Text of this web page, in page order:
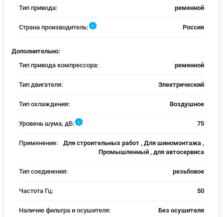
Тип привода: ременной
Страна производитель: i Россия
Дополнительно:
Тип привода компрессора:
ременной
Тип двигателя: Электрический
Тип охлаждения: Воздушное
Уровень шума, дБ: i 75
Применение:
Для строительных работ , Для шиномонтажа ,
Промышленный , для автосервиса
Тип соединения: резьбовое
Частота Гц: 50
Наличие фильтра и осушителя: Без осушителя